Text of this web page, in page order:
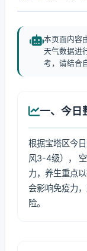
本页面内容
天气数据进
考，请结合
一、今日
根据宝塔区今
风3-4级），
力，养生重点
会影响免疫力
险。